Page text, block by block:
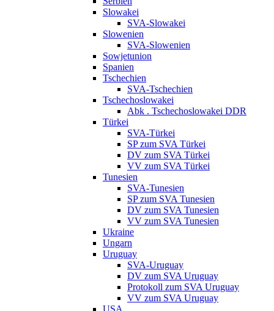
Slowakei
SVA-Slowakei
Slowenien
SVA-Slowenien
Sowjetunion
Spanien
Tschechien
SVA-Tschechien
Tschechoslowakei
Abk . Tschechoslowakei DDR
Türkei
SVA-Türkei
SP zum SVA Türkei
DV zum SVA Türkei
VV zum SVA Türkei
Tunesien
SVA-Tunesien
SP zum SVA Tunesien
DV zum SVA Tunesien
VV zum SVA Tunesien
Ukraine
Ungarn
Uruguay
SVA-Uruguay
DV zum SVA Uruguay
Protokoll zum SVA Uruguay
VV zum SVA Uruguay
USA